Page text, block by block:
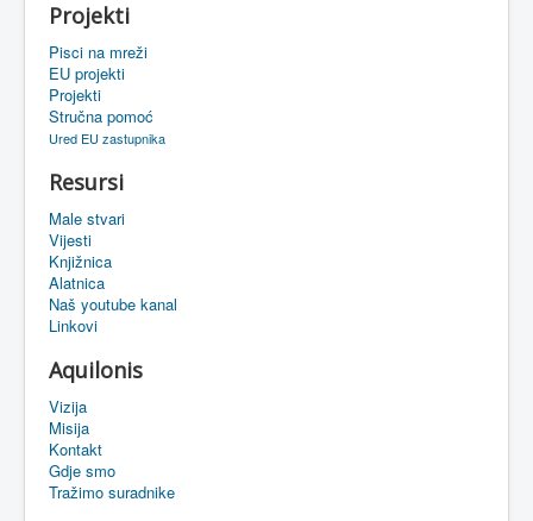
Upravljanje znanjem
Obrazovanje
Upravljanje projektima
Oaza
Sistemski alati
eMapa
Projekti
Pisci na mreži
EU projekti
Projekti
Stručna pomoć
Ured EU zastupnika
Resursi
Male stvari
Vijesti
Knjižnica
Alatnica
Naš youtube kanal
Linkovi
Aquilonis
Vizija
Misija
Kontakt
Gdje smo
Tražimo suradnike